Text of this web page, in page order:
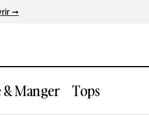
➞
Manger Tops